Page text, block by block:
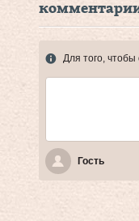
Для того,
Гость